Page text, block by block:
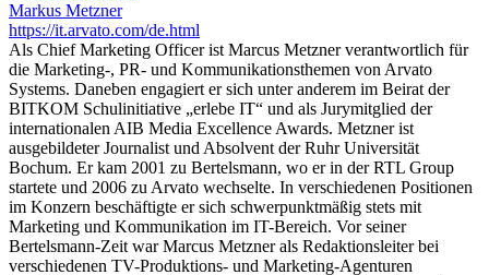
Markus Metzner
https://it.arvato.com/de.html
Als Chief Marketing Officer ist Marcus Metzner verantwortlich für
die Marketing-, PR- und Kommunikationsthemen von Arvato
Systems. Daneben engagiert er sich unter anderem im Beirat der
BITKOM Schulinitiative „erlebe IT“ und als Jurymitglied der
internationalen AIB Media Excellence Awards. Metzner ist
ausgebildeter Journalist und Absolvent der Ruhr Universität
Bochum. Er kam 2001 zu Bertelsmann, wo er in der RTL Group
startete und 2006 zu Arvato wechselte. In verschiedenen Positionen
im Konzern beschäftigte er sich schwerpunktmäßig stets mit
Marketing und Kommunikation im IT-Bereich. Vor seiner
Bertelsmann-Zeit war Marcus Metzner als Redaktionsleiter bei
verschiedenen TV-Produktions- und Marketing-Agenturen